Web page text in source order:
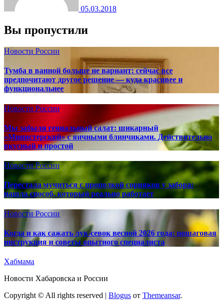
05.03.2018
Вы пропустили
Новости России
Тумба в ванной больше не вариант: сейчас все
предпочитают другое решение — куда красивее и
функциональнее
Новости России
Мы забыли гениальный салат: шикарный
«Министерский» с яичными блинчиками. Действительно
вкусный и простой
Новости России
Перестала мучиться с прополкой сорняков у забора:
нашла способ, который реально работает
Новости России
Когда и как сажать лук-севок весной 2026 года: пошаговая
инструкция и советы опытного специалиста
Хабмама
Новости Хабаровска и России
Copyright © All rights reserved | Blogus от Themeansar.